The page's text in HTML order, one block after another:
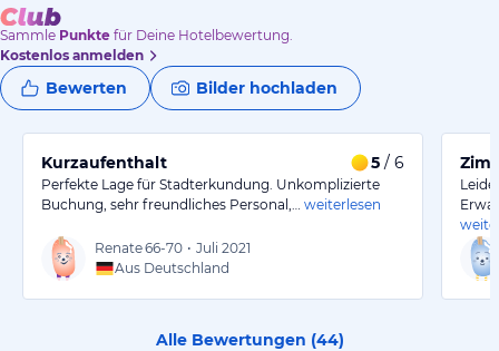
Sammle Punkte für Deine Hotelbewertung.
Kostenlos anmelden
Bewerten Bilder hochladen
Kurzaufenthalt 5 / 6
Perfekte Lage für Stadterkundung. Unkomplizierte
Buchung, sehr freundliches Personal,…
weiterlesen
Renate66-70 • Juli 2021
Aus Deutschland
Alle Bewertungen (44)